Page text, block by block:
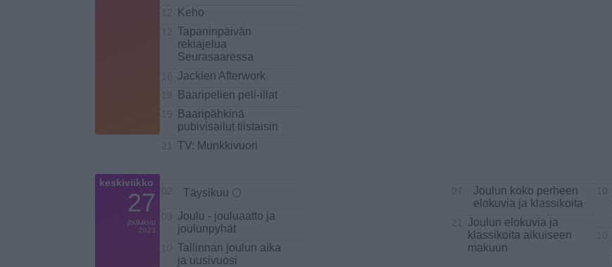
Keho
Tapaninpäivän
rekiajelua
Seurasaaressa
Jackien Afterwork
Baaripelien peli-illat
Baaripähkinä
pubivisailut tiistaisin
TV: Munkkivuori
keskiviikko
27
joulukuu
2023
Täysikuu 🌕
Joulu - jouluaatto ja
joulunpyhät
Tallinnan joulun aika
ja uusivuosi
Joulun koko perheen
elokuvia ja klassikoita
Joulun elokuvia ja
klassikoita aikuiseen
makuun